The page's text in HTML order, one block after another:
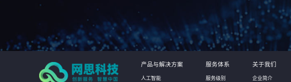
产品与解决方案
人工智能
服务体系
服务级别
关于我们
企业简介